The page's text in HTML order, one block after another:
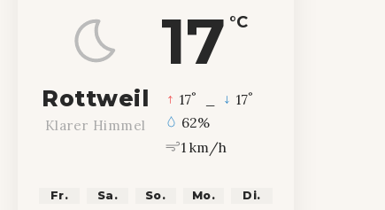
17 °C
Rottweil
Klarer Himmel
17° 17°
62%
1 km/h
Fr. Sa. So. Mo. Di.